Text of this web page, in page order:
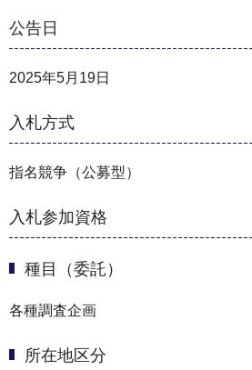
公告日
2025年5月19日
入札方式
指名競争（公募型）
入札参加資格
種目（委託）
各種調査企画
所在地区分